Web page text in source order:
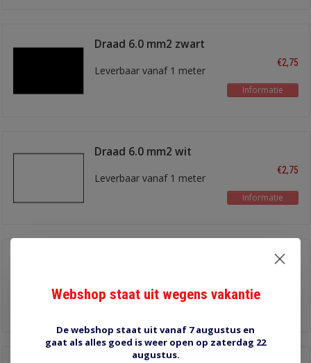
Draad 6.0 mm2 zwart
Leverbaar vanaf 1 meter
€2,75
Informatie
Draad 6.0 mm2 wit
Leverbaar vanaf 1 meter
€2,75
Informatie
Webshop staat uit wegens vakantie
De webshop staat uit vanaf 7 augustus en
gaat als alles goed is weer open op zaterdag 22
augustus.